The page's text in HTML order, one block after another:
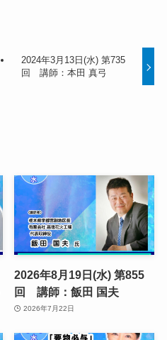
2024年3月13日(水) 第735
回 講師：本田 真弓
2026年8月19日(水) 第855
回 講師：飯田 国夫
2026年7月22日